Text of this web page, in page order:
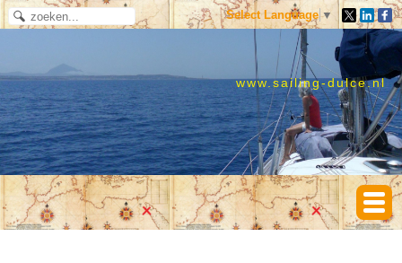
Select Language ▼
www.sailing-dulce.nl